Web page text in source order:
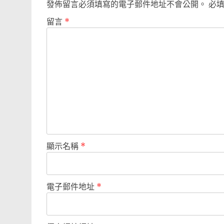
發佈留言必須填寫的電子郵件地址不會公開。 必
留言 *
顯示名稱 *
電子郵件地址 *